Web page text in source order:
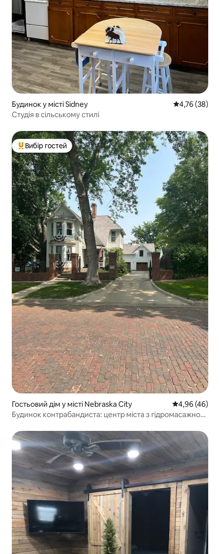
Будинок у місті Sidney Середня
4,76 (38)
Студія в сільському стилі
Топ вибір гостей
Вибір гостей
Гостьовий дім у місті Nebraska City Середня
4,96 (46)
Будинок контрабандиста: центр міста з гідромасажною